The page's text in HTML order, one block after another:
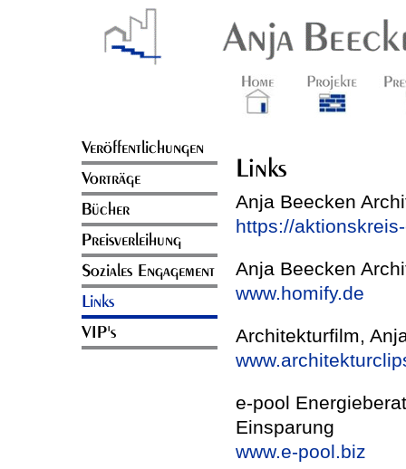
Veröffentlichungen
Vorträge
Bücher
Preisverleihung
Soziales Engagement
Links
VIP's
Links
Anja Beecken
https://
Anja Beecken
www.homify.de
Architekturfilm,
e-pool
Einsparung
www.e-pool.biz